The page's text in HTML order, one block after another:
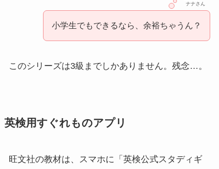
ナナさん
小学生でもできるなら、余裕ちゃうん？
このシリーズは3級までしかありません。残念…。
英検用すぐれものアプリ
旺文社の教材は、スマホに「英検公式スタディギ